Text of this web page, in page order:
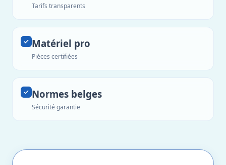
Tarifs transparents
Matériel pro
Pièces certifiées
Normes belges
Sécurité garantie